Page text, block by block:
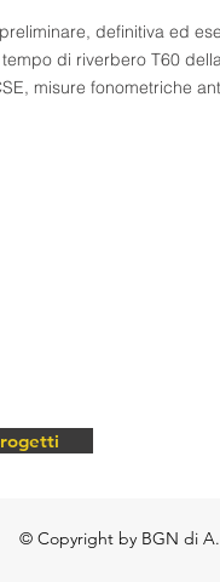
definitiva ed
di riverbero T60
, misure fonometriche
© Copyright by BGN di A.